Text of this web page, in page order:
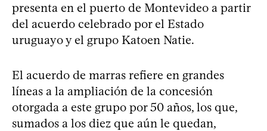
presenta en el puerto de Montevideo a partir
del acuerdo celebrado por el Estado
uruguayo y el grupo Katoen Natie.
El acuerdo de marras refiere en grandes
líneas a la ampliación de la concesión
otorgada a este grupo por 50 años, los que,
sumados a los diez que aún le quedan,